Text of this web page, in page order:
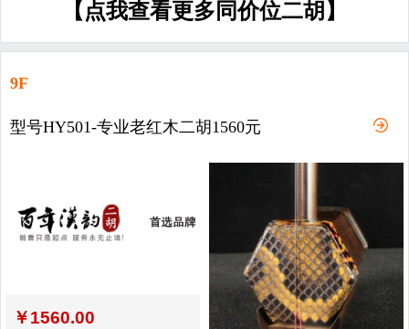
【点我查看更多同价位二胡】
9F
型号HY501-专业老红木二胡1560元
￥1560.00